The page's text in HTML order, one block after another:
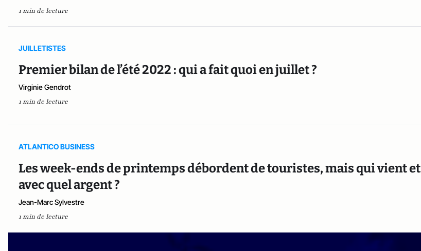
1 min de lecture
JUILLETISTES
Premier bilan de l’été 2022 : qui a fait quoi en juillet ?
Virginie Gendrot
1 min de lecture
ATLANTICO BUSINESS
Les week-ends de printemps débordent de touristes, mais qui vient et
avec quel argent ?
Jean-Marc Sylvestre
1 min de lecture